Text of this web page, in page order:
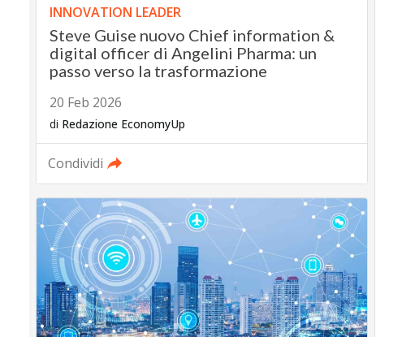
INNOVATION LEADER
Steve Guise nuovo Chief information &
digital officer di Angelini Pharma: un
passo verso la trasformazione
20 Feb 2026
di Redazione EconomyUp
Condividi